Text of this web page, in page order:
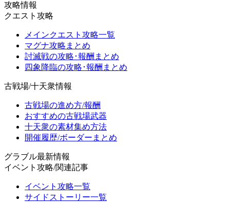
攻略情報
クエスト攻略
メインクエスト攻略一覧
マグナ攻略まとめ
討滅戦の攻略･報酬まとめ
四象降臨の攻略･報酬まとめ
古戦場/十天衆情報
古戦場の進め方/報酬
おすすめの古戦場武器
十天衆の素材集め方法
開催履歴/ボーダーまとめ
グラブル最新情報
イベント攻略/関連記事
イベント攻略一覧
サイドストーリー一覧